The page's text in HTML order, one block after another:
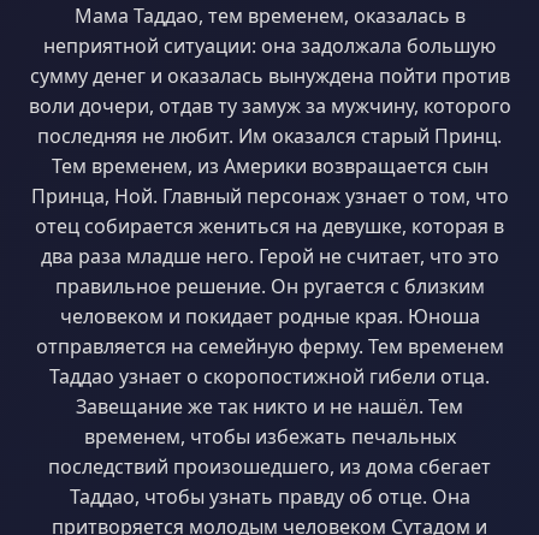
Мама Таддао, тем временем, оказалась в
неприятной ситуации: она задолжала большую
сумму денег и оказалась вынуждена пойти против
воли дочери, отдав ту замуж за мужчину, которого
последняя не любит. Им оказался старый Принц.
Тем временем, из Америки возвращается сын
Принца, Ной. Главный персонаж узнает о том, что
отец собирается жениться на девушке, которая в
два раза младше него. Герой не считает, что это
правильное решение. Он ругается с близким
человеком и покидает родные края. Юноша
отправляется на семейную ферму. Тем временем
Таддао узнает о скоропостижной гибели отца.
Завещание же так никто и не нашёл. Тем
временем, чтобы избежать печальных
последствий произошедшего, из дома сбегает
Таддао, чтобы узнать правду об отце. Она
притворяется молодым человеком Сутадом и